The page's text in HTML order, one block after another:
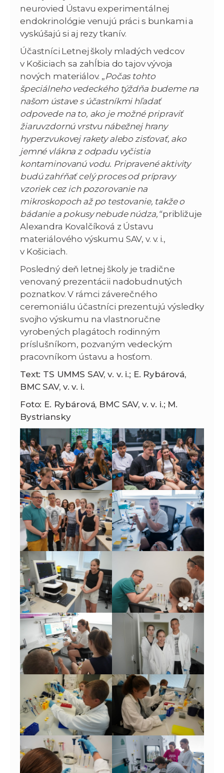
neurovied Ústavu experimentálnej
endokrinológie venujú práci s bunkami a
vyskúšajú si aj rezy tkanív.
Účastníci Letnej školy mladých vedcov
v Košiciach sa zahĺbia do tajov vývoja
nových materiálov. „Počas tohto
špeciálneho vedeckého týždňa budeme na
našom ústave s účastníkmi hľadať
odpovede na to, ako je možné pripraviť
žiaruvzdornú vrstvu nábežnej hrany
hyperzvukovej rakety alebo zisťovať, ako
jemné vlákna z odpadu vyčistia
kontaminovanú vodu. Pripravené aktivity
budú zahŕňať celý proces od prípravy
vzoriek cez ich pozorovanie na
mikroskopoch až po testovanie, takže o
bádanie a pokusy nebude núdza,“približuje
Alexandra Kovalčíková z Ústavu
materiálového výskumu SAV, v. v. i.,
v Košiciach.
Posledný deň letnej školy je tradične
venovaný prezentácii nadobudnutých
poznatkov. V rámci záverečného
ceremoniálu účastníci prezentujú výsledky
svojho výskumu na vlastnoručne
vyrobených plagátoch rodinným
príslušníkom, pozvaným vedeckým
pracovníkom ústavu a hosťom.
Text: TS UMMS SAV, v. v. i.; E. Rybárová,
BMC SAV, v. v. i.
Foto: E. Rybárová, BMC SAV, v. v. i.; M.
Bystriansky